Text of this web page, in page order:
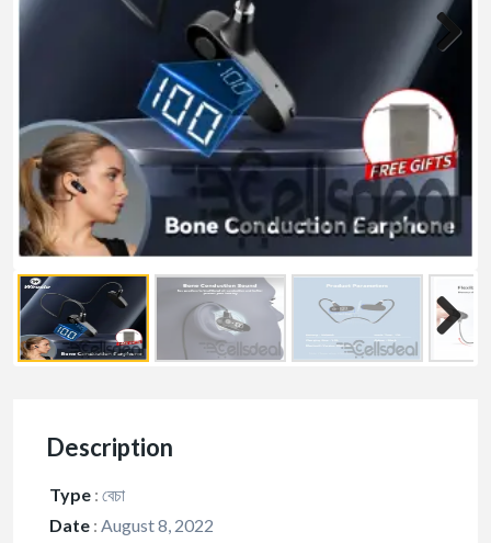
Description
Type : বেচা
Date : August 8, 2022